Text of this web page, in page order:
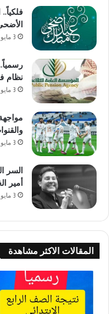
الأضحى 2026 بعد تحديد
3 مايو، 2026
نظام
3 مايو، 2026
3 مايو، 2026
السر
أمير
3 مايو، 2026
المقالات الاكثر مشاهدة